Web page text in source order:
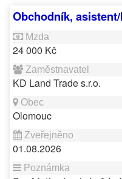
Obchodník,
24 000 Kč
KD Land Trade s.r.o.
Olomouc
01.08.2026